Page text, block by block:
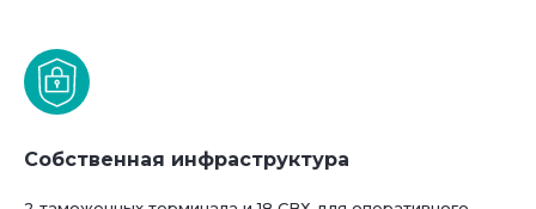
Собственная инфраструктура